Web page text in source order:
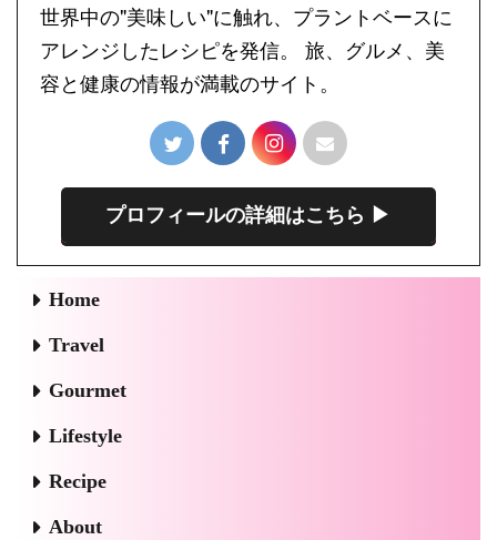
世界中の"美味しい"に触れ、プラントベースに
アレンジしたレシピを発信。 旅、グルメ、美
容と健康の情報が満載のサイト。
プロフィールの詳細はこちら ▶︎
Home
Travel
Gourmet
Lifestyle
Recipe
About